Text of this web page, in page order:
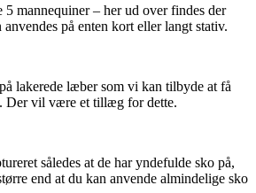
mannequiner – her ud over findes der
på enten kort eller langt stativ.
lakerede læber som vi kan tilbyde at få
Der vil være et tillæg for dette.
således at de har yndefulde sko på,
end at du kan anvende almindelige sko